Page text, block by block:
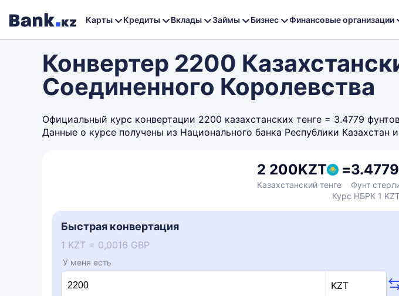
Карты Кредиты Вклады Займы Бизнес Финансовые организации
Конвертер 2200
Соединенного Королевства
Официальный курс конвертации 2200 казахстанских тенге = 3.4779
Данные о курсе получены из Национального банка Республики Казахстан
2 200KZT
Казахстанский тенге
=3.4779
Фунт
Курс НБРК 1
Быстрая конвертация
1 KZT = 0,0016 GBP
У меня есть
KZT